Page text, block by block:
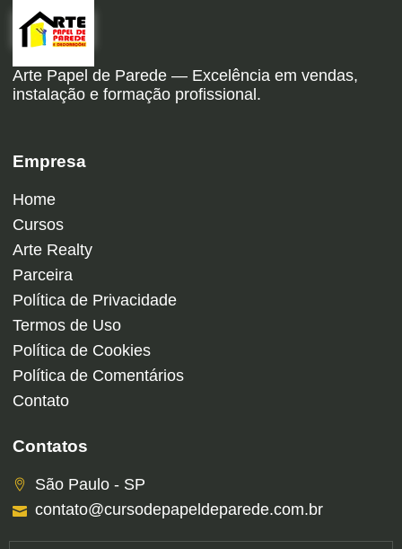
Arte Papel de Parede — Excelência em vendas,
instalação e formação profissional.
Empresa
Home
Cursos
Arte Realty
Parceira
Política de Privacidade
Termos de Uso
Política de Cookies
Política de Comentários
Contato
Contatos
São Paulo - SP
contato@cursodepapeldeparede.com.br